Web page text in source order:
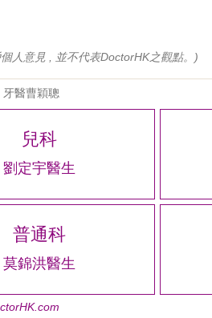
人意見 , 並不代表DoctorHK之觀點。)
牙醫曹穎聰
兒科
劉定宇醫生
普通科
莫錦洪醫生